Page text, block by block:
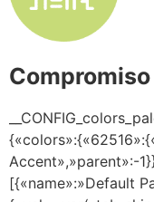
Accent»,»parent»:-
[{«name»:»Default